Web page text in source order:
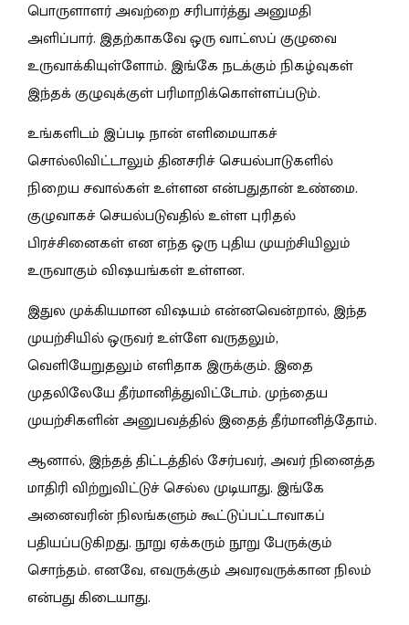
பொருளாளர் அவற்றை சரிபார்த்து அனுமதி
அளிப்பார். இதற்காகவே ஒரு வாட்ஸப் குழுவை
உருவாக்கியுள்ளோம். இங்கே நடக்கும் நிகழ்வுகள்
இந்தக் குழுவுக்குள் பரிமாறிக்கொள்ளப்படும்.
உங்களிடம் இப்படி நான் எளிமையாகச்
சொல்லிவிட்டாலும் தினசரிச் செயல்பாடுகளில்
நிறைய சவால்கள் உள்ளன என்பதுதான் உண்மை.
குழுவாகச் செயல்படுவதில் உள்ள புரிதல்
பிரச்சினைகள் என எந்த ஒரு புதிய முயற்சியிலும்
உருவாகும் விஷயங்கள் உள்ளன.
இதுல முக்கியமான விஷயம் என்னவென்றால், இந்த
முயற்சியில் ஒருவர் உள்ளே வருதலும்,
வெளியேறுதலும் எளிதாக இருக்கும். இதை
முதலிலேயே தீர்மானித்துவிட்டோம். முந்தைய
முயற்சிகளின் அனுபவத்தில் இதைத் தீர்மானித்தோம்.
ஆனால், இந்தத் திட்டத்தில் சேர்பவர், அவர் நினைத்த
மாதிரி விற்றுவிட்டுச் செல்ல முடியாது. இங்கே
அனைவரின் நிலங்களும் கூட்டுப்பட்டாவாகப்
பதியப்படுகிறது. நூறு ஏக்கரும் நூறு பேருக்கும்
சொந்தம். எனவே, எவருக்கும் அவரவருக்கான நிலம்
என்பது கிடையாது.